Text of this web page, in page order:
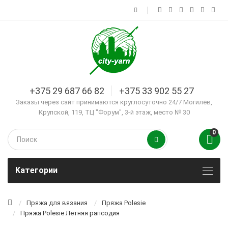
+375 29 687 66 82 +375 33 902 55 27
Заказы через сайт принимаются круглосуточно 24/7 Могилёв,
Крупской, 119, ТЦ "Форум", 3-й этаж, место № 30
0
Kатегории
Пряжа для вязания
Пряжа Polesie
Пряжа Polesie Летняя рапсодия